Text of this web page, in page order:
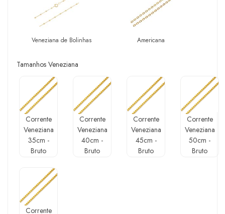
Veneziana de Bolinhas Americana
Tamanhos Veneziana
Corrente
Veneziana
35cm -
Bruto
Corrente
Veneziana
40cm -
Bruto
Corrente
Veneziana
45cm -
Bruto
Corrente
Veneziana
50cm -
Bruto
Corrente